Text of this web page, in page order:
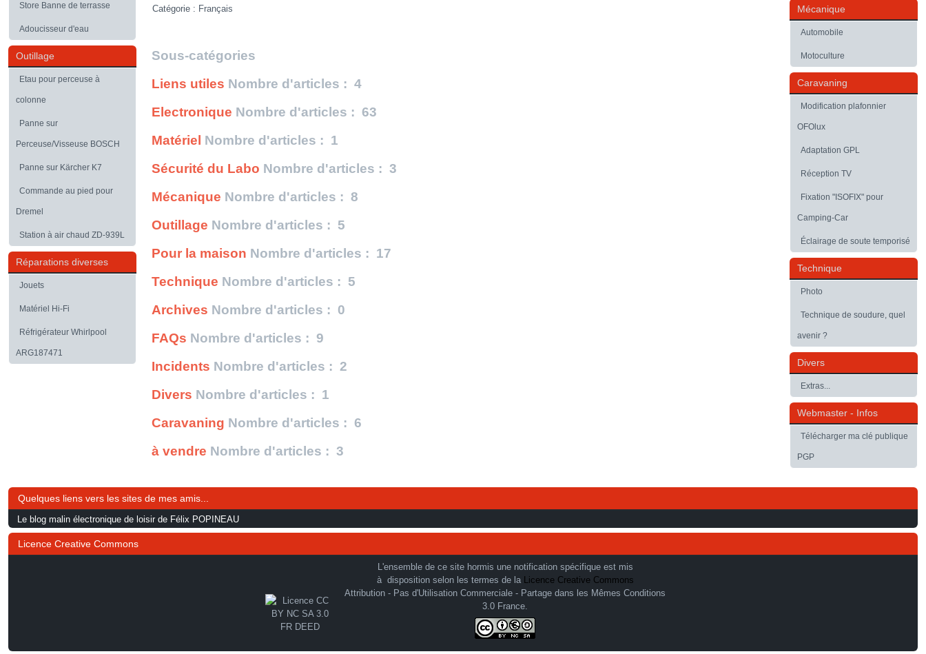
Store Banne de terrasse
Adoucisseur d'eau
Outillage
Etau pour perceuse à
colonne
Panne sur
Perceuse/Visseuse BOSCH
Panne sur Kärcher K7
Commande au pied pour
Dremel
Station à air chaud ZD-939L
Réparations diverses
Jouets
Matériel Hi-Fi
Réfrigérateur Whirlpool
ARG187471
Catégorie : Français
Sous-catégories
Liens utiles Nombre d'articles : 4
Electronique Nombre d'articles : 63
Matériel Nombre d'articles : 1
Sécurité du Labo Nombre d'articles : 3
Mécanique Nombre d'articles : 8
Outillage Nombre d'articles : 5
Pour la maison Nombre d'articles : 17
Technique Nombre d'articles : 5
Archives Nombre d'articles : 0
FAQs Nombre d'articles : 9
Incidents Nombre d'articles : 2
Divers Nombre d'articles : 1
Caravaning Nombre d'articles : 6
à vendre Nombre d'articles : 3
Mécanique
Automobile
Motoculture
Caravaning
Modification plafonnier
OFOlux
Adaptation GPL
Réception TV
Fixation "ISOFIX" pour
Camping-Car
Éclairage de soute temporisé
Technique
Photo
Technique de soudure, quel
avenir ?
Divers
Extras...
Webmaster - Infos
Télécharger ma clé publique
PGP
Quelques liens vers les sites de mes amis...
Le blog malin électronique de loisir de Félix POPINEAU
Licence Creative Commons
L'ensemble de ce site hormis une notification spécifique est mis
à disposition selon les termes de la Licence Creative Commons
Attribution - Pas d'Utilisation Commerciale - Partage dans les Mêmes Conditions
3.0 France.